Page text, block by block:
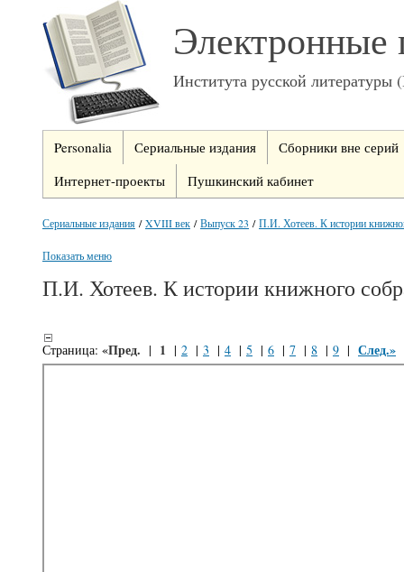
Электронные
Института русской
Personalia Сериальные издания
Сборники вне серий
Интернет-проекты
Пушкинский кабинет
Сериальные издания /XVIII век /Выпуск 23 /П.И. Хотеев. К истории
Показать меню
П.И. Хотеев. К истории книжного
Страница: «Пред. | 1 | 2 | 3 | 4 | 5 | 6 | 7 | 8 | 9 | След.»